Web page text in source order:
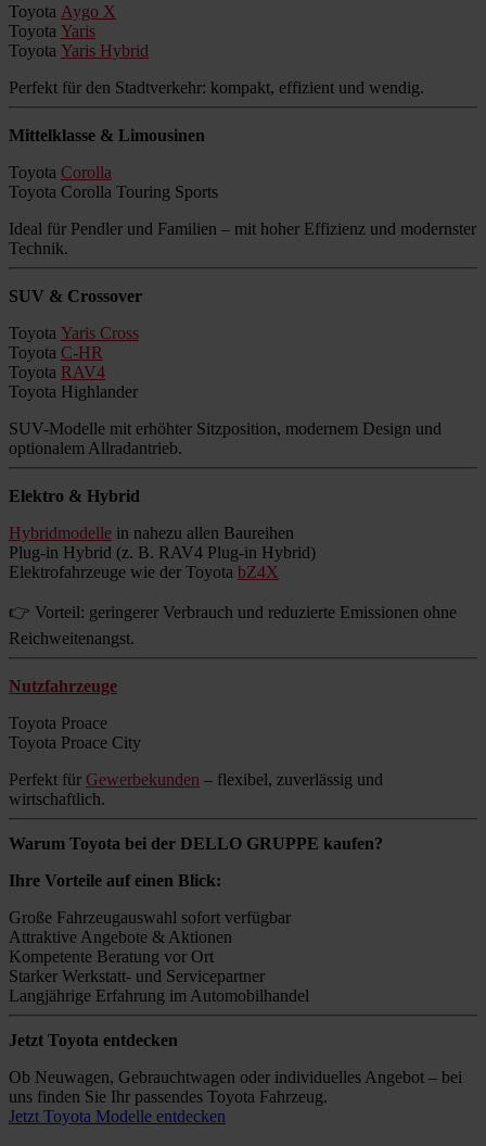
Toyota Aygo X
Toyota Yaris
Toyota Yaris Hybrid
Perfekt für den Stadtverkehr: kompakt, effizient und wendig.
Mittelklasse & Limousinen
Toyota Corolla
Toyota Corolla Touring Sports
Ideal für Pendler und Familien – mit hoher Effizienz und modernster
Technik.
SUV & Crossover
Toyota Yaris Cross
Toyota C-HR
Toyota RAV4
Toyota Highlander
SUV-Modelle mit erhöhter Sitzposition, modernem Design und
optionalem Allradantrieb.
Elektro & Hybrid
Hybridmodelle in nahezu allen Baureihen
Plug-in Hybrid (z. B. RAV4 Plug-in Hybrid)
Elektrofahrzeuge wie der Toyota bZ4X
👉 Vorteil: geringerer Verbrauch und reduzierte Emissionen ohne
Reichweitenangst.
Nutzfahrzeuge
Toyota Proace
Toyota Proace City
Perfekt für Gewerbekunden – flexibel, zuverlässig und
wirtschaftlich.
Warum Toyota bei der DELLO GRUPPE kaufen?
Ihre Vorteile auf einen Blick:
Große Fahrzeugauswahl sofort verfügbar
Attraktive Angebote & Aktionen
Kompetente Beratung vor Ort
Starker Werkstatt- und Servicepartner
Langjährige Erfahrung im Automobilhandel
Jetzt Toyota entdecken
Ob Neuwagen, Gebrauchtwagen oder individuelles Angebot – bei
uns finden Sie Ihr passendes Toyota Fahrzeug.
Jetzt Toyota Modelle entdecken